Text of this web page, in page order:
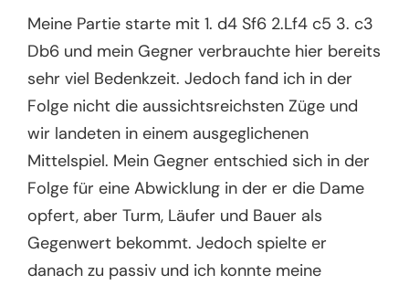
Meine Partie starte mit 1. d4 Sf6 2.Lf4 c5 3. c3
Db6 und mein Gegner verbrauchte hier bereits
sehr viel Bedenkzeit. Jedoch fand ich in der
Folge nicht die aussichtsreichsten Züge und
wir landeten in einem ausgeglichenen
Mittelspiel. Mein Gegner entschied sich in der
Folge für eine Abwicklung in der er die Dame
opfert, aber Turm, Läufer und Bauer als
Gegenwert bekommt. Jedoch spielte er
danach zu passiv und ich konnte meine